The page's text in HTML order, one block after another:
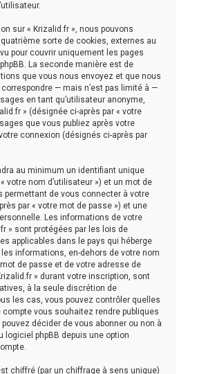
sur « Krizalid.fr », nous pouvons
sorte de cookies, externes au
pour couvrir uniquement les pages
La seconde manière est de
que vous nous envoyez et que nous
— mais n’est pas limité à —
en tant qu’utilisateur anonyme,
» (désignée ci-après par « votre
que vous publiez après votre
connexion (désignés ci-après par
au minimum un identifiant unique
votre nom d’utilisateur ») et un mot de
permettant de vous connecter à votre
par « votre mot de passe ») et une
Les informations de votre
» sont protégées par les lois de
applicables dans le pays qui héberge
informations, en-dehors de votre nom
de passe et de votre adresse de
» durant votre inscription, sont
à la seule discrétion de
les cas, vous pouvez contrôler quelles
vous souhaitez rendre publiques
décider de vous abonner ou non à
logiciel phpBB depuis une option
chiffré (par un chiffrage à sens unique)